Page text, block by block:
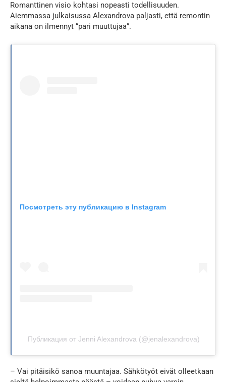
Romanttinen visio kohtasi nopeasti todellisuuden.
Aiemmassa julkaisussa Alexandrova paljasti, että remontin
aikana on ilmennyt “pari muuttujaa”.
Посмотреть эту публикацию в Instagram
Публикация от Jenni Alexandrova (@jenalexandrova)
– Vai pitäisikö sanoa muuntajaa. Sähkötyöt eivät olleetkaan